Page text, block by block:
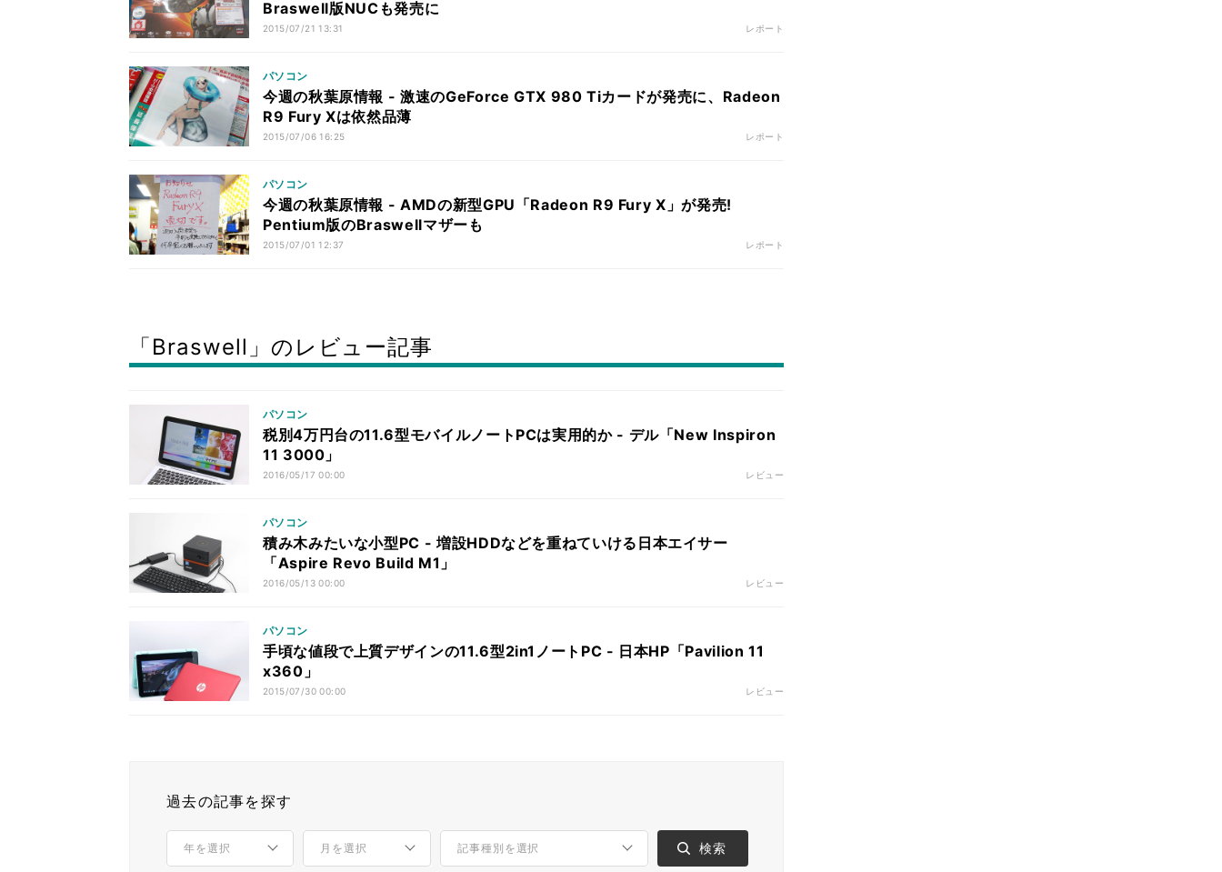
Braswell版NUCも発売に
2015/07/21 13:31 レポート
パソコン
今週の秋葉原情報 - 激速のGeForce GTX 980 Tiカードが発売に、Radeon
R9 Fury Xは依然品薄
2015/07/06 16:25 レポート
パソコン
今週の秋葉原情報 - AMDの新型GPU「Radeon R9 Fury X」が発売!
Pentium版のBraswellマザーも
2015/07/01 12:37 レポート
「Braswell」のレビュー記事
パソコン
税別4万円台の11.6型モバイルノートPCは実用的か - デル「New Inspiron
11 3000」
2016/05/17 00:00 レビュー
パソコン
積み木みたいな小型PC - 増設HDDなどを重ねていける日本エイサー
「Aspire Revo Build M1」
2016/05/13 00:00 レビュー
パソコン
手頃な値段で上質デザインの11.6型2in1ノートPC - 日本HP「Pavilion 11
x360」
2015/07/30 00:00 レビュー
過去の記事を探す